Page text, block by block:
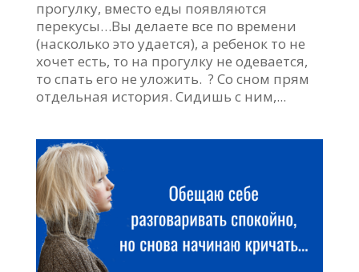
прогулку, вместо еды появляются
перекусы…Вы делаете все по времени
(насколько это удается), а ребенок то не
хочет есть, то на прогулку не одевается,
то спать его не уложить. ? Со сном прям
отдельная история. Сидишь с ним,...